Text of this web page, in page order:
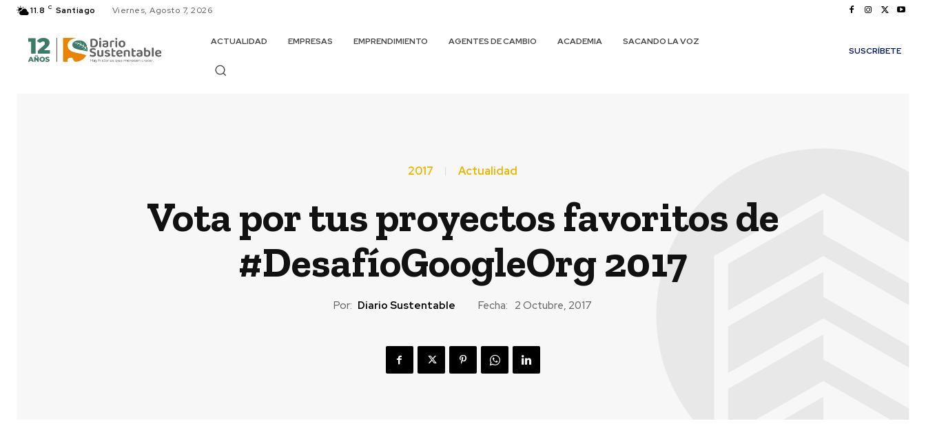
11.8 C Santiago Viernes, Agosto 7, 2026
ACTUALIDAD EMPRESAS EMPRENDIMIENTO AGENTES DE CAMBIO ACADEMIA
SACANDO LA VOZ
SUSCRÍBETE
2017 Actualidad
Vota por tus proyectos favoritos de
#DesafíoGoogleOrg 2017
Por: Diario Sustentable Fecha: 2 Octubre, 2017